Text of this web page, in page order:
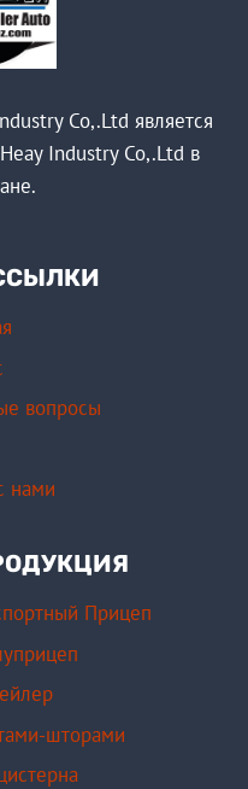
Co,.Ltd является
Industry Co,.Ltd в
вопросы
нами
Прицеп
шторами